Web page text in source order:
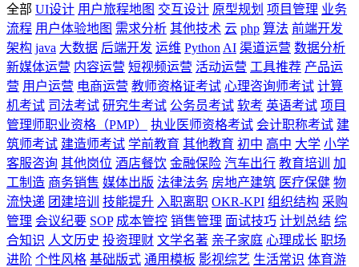
全部 UI设计 用户旅程地图 交互设计 原型规划 项目管理 业务
流程 用户体验地图 需求分析 其他技术 云 php 算法 前端开发
架构 java 大数据 后端开发 运维 Python AI 渠道运营 数据分析
新媒体运营 内容运营 短视频运营 活动运营 工具推荐 产品运
营 用户运营 电商运营 教师资格证考试 心理咨询师考试 计算
机考试 司法考试 研究生考试 公务员考试 软考 英语考试 项目
管理师职业资格（PMP）
执业医师资格考试 会计职称考试 建
筑师考试 建造师考试 学前教育 其他教育 初中 高中 大学 小学
客服咨询 其他岗位 酒店餐饮 金融保险 汽车出行 教育培训
加
工制造 商务销售 媒体出版 法律法务 房地产建筑 医疗保健 物
流快递 团建培训 技能提升 入职离职 OKR-KPI 组织结构 采购
管理 会议纪要 SOP 成本管控 销售管理 面试技巧 计划总结 综
合知识 人文历史 投资理财 文学名著 亲子家庭 心理成长 职场
进阶 个性风格 基础版式 通用模板 影视综艺 生活常识 体育游